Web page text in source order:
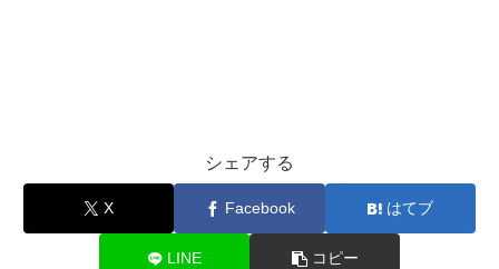
シェアする
X Facebook はてブ
LINE コピー